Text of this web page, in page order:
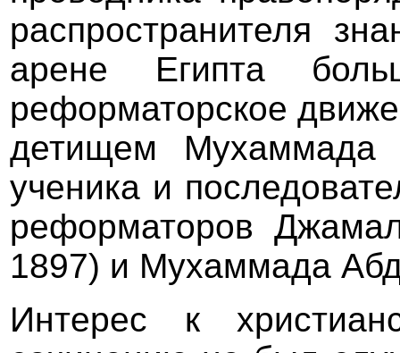
распространителя
арене Египта
реформаторское
детищем Мухаммада
ученика и
реформаторов
1897) и Мухаммада
Интерес к